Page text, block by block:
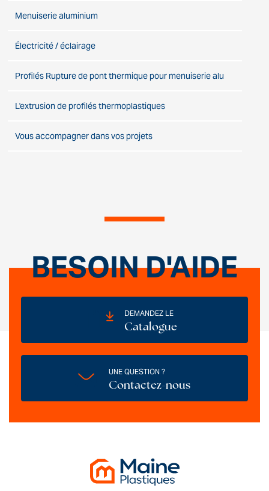
Menuiserie aluminium
Électricité / éclairage
Profilés Rupture de pont thermique pour menuiserie alu
L'extrusion de profilés thermoplastiques
Vous accompagner dans vos projets
BESOIN D'AIDE
DEMANDEZ LE
Catalogue
UNE QUESTION ?
Contactez-nous